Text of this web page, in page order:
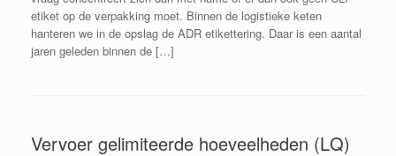
etiket op de verpakking moet. Binnen de logistieke keten
hanteren we in de opslag de ADR etikettering. Daar is een aantal
jaren geleden binnen de […]
Vervoer gelimiteerde hoeveelheden (LQ)